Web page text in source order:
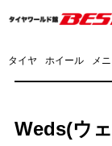
タイヤ ホイール メ
Weds(ウ